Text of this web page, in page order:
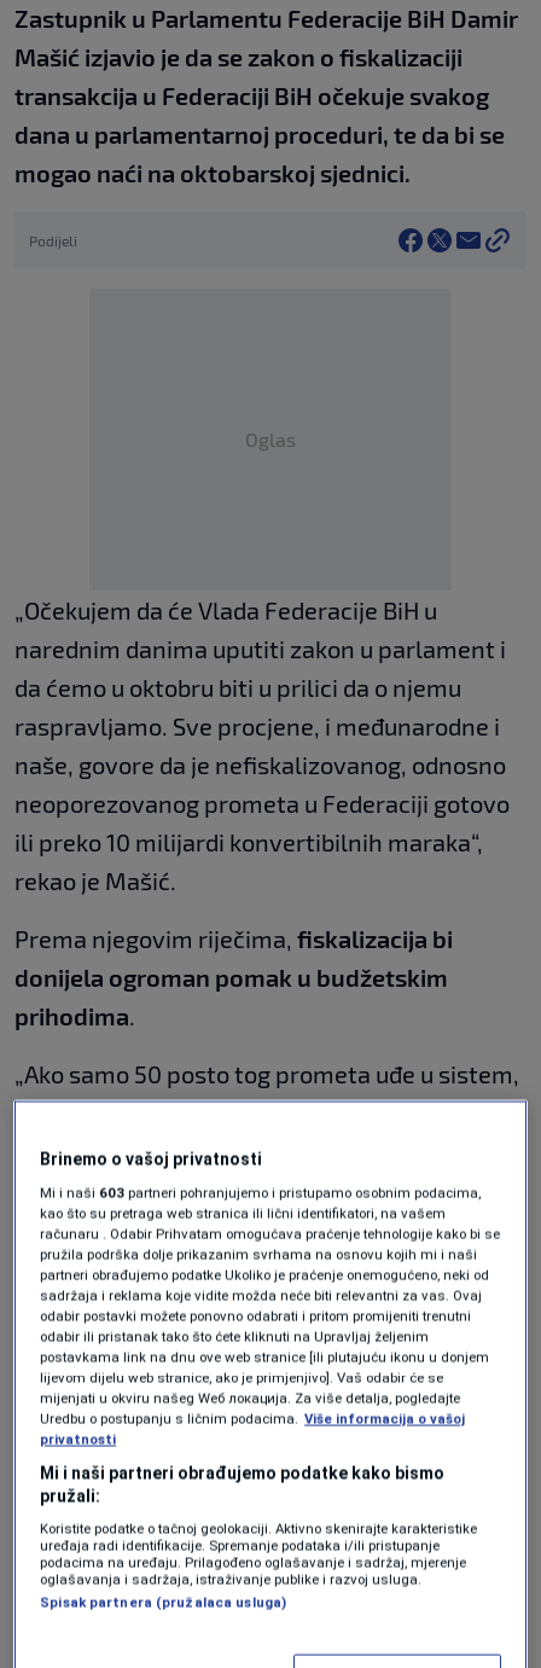
Zastupnik u Parlamentu Federacije BiH Damir
Mašić izjavio je da se zakon o fiskalizaciji
transakcija u Federaciji BiH očekuje svakog
dana u parlamentarnoj proceduri, te da bi se
mogao naći na oktobarskoj sjednici.
Podijeli
Oglas
„Očekujem da će Vlada Federacije BiH u
narednim danima uputiti zakon u parlament i
da ćemo u oktobru biti u prilici da o njemu
raspravljamo. Sve procjene, i međunarodne i
naše, govore da je nefiskalizovanog, odnosno
neoporezovanog prometa u Federaciji gotovo
ili preko 10 milijardi konvertibilnih maraka“,
rekao je Mašić.
Prema njegovim riječima, fiskalizacija bi
donijela ogroman pomak u budžetskim
prihodima.
„Ako samo 50 posto tog prometa uđe u sistem,
to znači pet milijardi KM. Samo kroz PDV, koji
iznosi 17 posto, u budžet bi se slilo gotovo
milijardu maraka koje sada ne prolaze kroz
fiskalne kase“, dodao je Mašić.
Istakao je da zakon o fiskalizaciji imadvije
ključne koristi: „Prva je uvođenje reda u sivu
zonu, koja je ogromna, a druga je stvaranje
pretpostavki da od 1. januara 2026. godine
dodatno smanjimo kumulativnu stopu
doprinosa.“
„Kada se to desi, Federacija BiH će imati
ubjedljivo najnižu stopu doprinosa u regiji. To je
najprihvatljivije za poslodavce i najprivlačnije
za buduće strane investitore“, rekao je Mašić.
Brinemo o vašoj privatnosti
Mi i naši 603 partneri pohranjujemo i pristupamo osobnim podacima,
kao što su pretraga web stranica ili lični identifikatori, na vašem
računaru . Odabir Prihvatam omogućava praćenje tehnologije kako bi se
pružila podrška dolje prikazanim svrhama na osnovu kojih mi i naši
partneri obrađujemo podatke Ukoliko je praćenje onemogućeno, neki od
sadržaja i reklama koje vidite možda neće biti relevantni za vas. Ovaj
odabir postavki možete ponovno odabrati i pritom promijeniti trenutni
odabir ili pristanak tako što ćete kliknuti na Upravljaj željenim
postavkama link na dnu ove web stranice [ili plutajuću ikonu u donjem
lijevom dijelu web stranice, ako je primjenjivo]. Vaš odabir će se
mijenjati u okviru našeg Wеб локација. Za više detalja, pogledajte
Uredbu o postupanju s ličnim podacima. Više informacija o vašoj
privatnosti
Mi i naši partneri obrađujemo podatke kako bismo
pružali:
Koristite podatke o tačnoj geolokaciji. Aktivno skenirajte karakteristike
uređaja radi identifikacije. Spremanje podataka i/ili pristupanje
podacima na uređaju. Prilagođeno oglašavanje i sadržaj, mjerenje
oglašavanja i sadržaja, istraživanje publike i razvoj usluga.
Spisak partnera (pružalaca usluga)